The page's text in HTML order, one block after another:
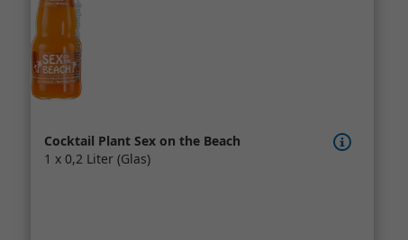
Cocktail Plant Sex on the Beach
1 x 0,2 Liter (Glas)